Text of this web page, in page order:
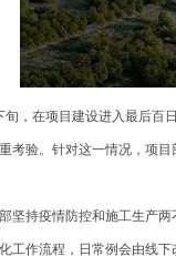
，在项目建设进入最后百
考验。针对这一情况，项
坚持疫情防控和施工生产两
工作流程，日常例会由线